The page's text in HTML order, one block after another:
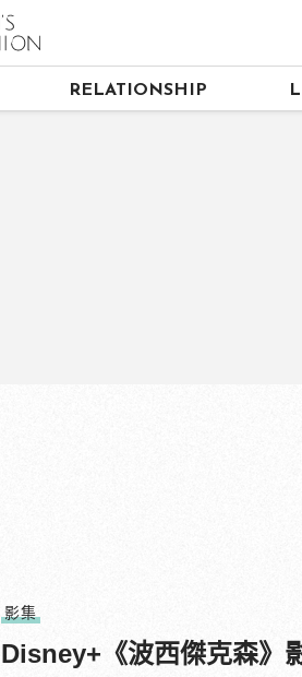
RELATIONSHIP
影集
Disney+《波西傑克森》